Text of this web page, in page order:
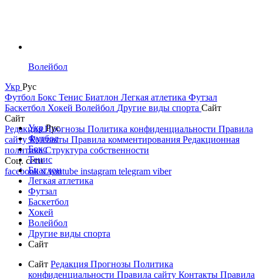
Волейбол
Укр Рус
Футбол Бокс Тенис Биатлон Легкая атлетика Футзал
Баскетбол Хокей Волейбол Другие виды спорта Сайт
Сайт
РедакцияПрогнозы Политика конфиденциальности Правила
сайтуКонтакты Правила комментирования Редакционная
политикаСтруктура собственности
Соц. сети
facebookxyoutube instagram telegram viber
УкрРус
Футбол
Бокс
Тенис
Биатлон
Легкая атлетика
Футзал
Баскетбол
Хокей
Волейбол
Другие виды спорта
Сайт
Сайт Редакция Прогнозы Политика
конфиденциальности Правила сайту Контакты Правила